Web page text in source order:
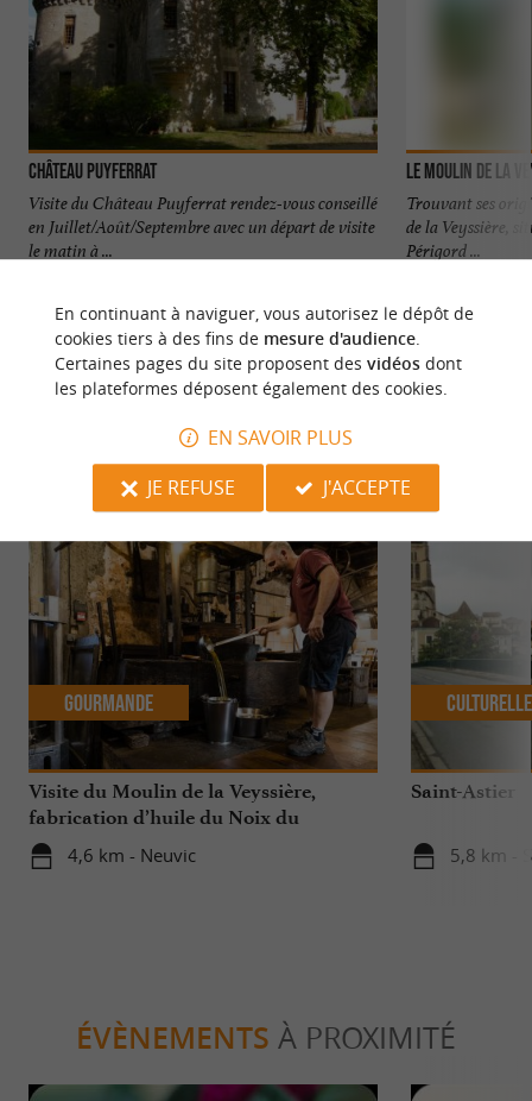
Château Puyferrat
Visite du Château Puyferrat rendez-vous conseillé
en Juillet/Août/Septembre avec un départ de visite
le matin à ...
Le Moulin de la
Trouvant ses
de la Veyssière,
Périgord ...
NOUS AVONS TESTÉ POUR VOUS
Visite du Moulin de la Veyssière,
fabrication d’huile du Noix du
Périgord !
4,6 km - Neuvic
Gourmande
Saint-Astier
5,8 km -
Culturelle
ÉVÈNEMENTS À PROXIMITÉ
En continuant à naviguer, vous autorisez le dépôt de
cookies tiers à des fins de mesure d'audience.
Certaines pages du site proposent des vidéosdont
les plateformes déposent également des cookies.
EN SAVOIR PLUS
JE REFUSE
J'ACCEPTE